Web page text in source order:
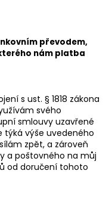
převodem,
nám platba
s ust. § 1818 zákona
svého
smlouvy uzavřené
výše uvedeného
zpět, a zároveň
a poštovného na můj
od doručení tohoto